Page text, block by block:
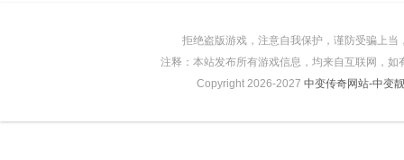
拒绝盗版游戏，注意自我保护，谨防受骗上
注释：本站发布所有游戏信息，均来自互联网，
Copyright 2026-2027 中变传奇网站-中变